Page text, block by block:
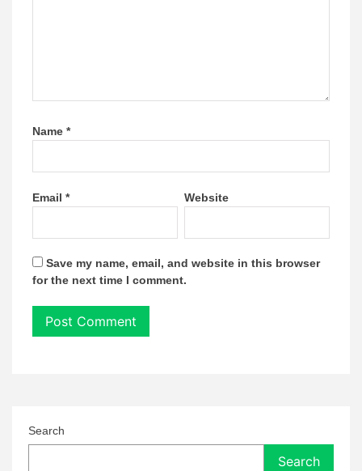
Name *
Email * Website
Save my name, email, and website in this browser
for the next time I comment.
Search
Search